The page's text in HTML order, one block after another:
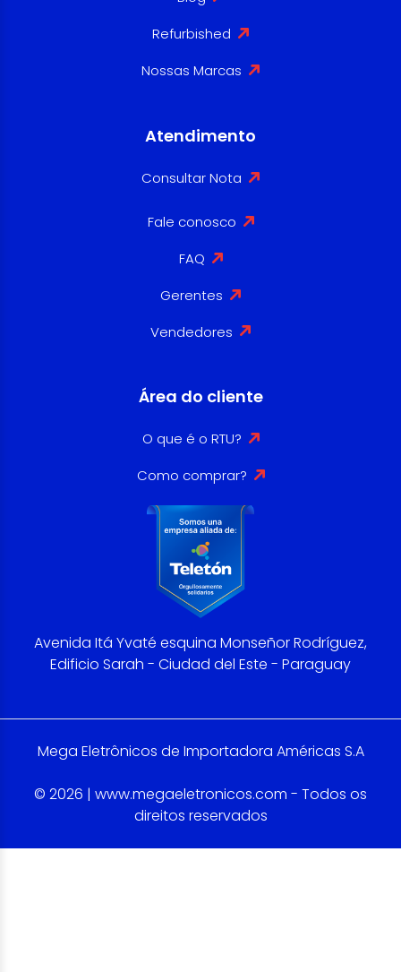
Refurbished
Nossas Marcas
Atendimento
Consultar Nota
Fale conosco
FAQ
Gerentes
Vendedores
Área do cliente
O que é o RTU?
Como comprar?
Avenida Itá Yvaté esquina Monseñor Rodríguez,
Edificio Sarah - Ciudad del Este - Paraguay
Mega Eletrônicos de Importadora Américas S.A
© 2026 | www.megaeletronicos.com - Todos os
direitos reservados